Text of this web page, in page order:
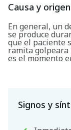
Causa y origen
En general, un
se produce
que el paciente
ramita
es el momento
Signos y